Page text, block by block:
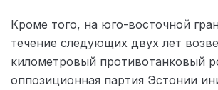
Кроме того, на юго-восточной
течение следующих двух лет
километровый противотанковый
оппозиционная партия Эстонии